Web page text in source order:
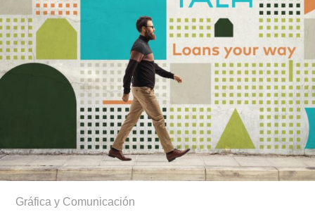
Gráfica y Comunicación